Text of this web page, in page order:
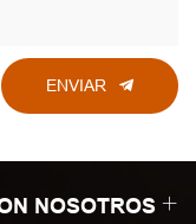
ENVIAR
NOSOTROS